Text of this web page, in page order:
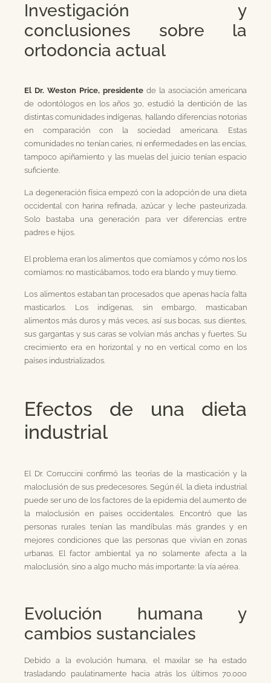
Investigación y
conclusiones sobre la
ortodoncia actual
El Dr. Weston Price, presidente de la asociación americana
de odontólogos en los años 30, estudió la dentición de las
distintas comunidades indígenas, hallando diferencias notorias
en comparación con la sociedad americana. Estas
comunidades no tenían caries, ni enfermedades en las encías,
tampoco apiñamiento y las muelas del juicio tenían espacio
suficiente.
La degeneración física empezó con la adopción de una dieta
occidental con harina refinada, azúcar y leche pasteurizada.
Solo bastaba una generación para ver diferencias entre
padres e hijos.
El problema eran los alimentos que comíamos y cómo nos los
comíamos: no masticábamos, todo era blando y muy tierno.
Los alimentos estaban tan procesados que apenas hacía falta
masticarlos. Los indígenas, sin embargo, masticaban
alimentos más duros y más veces, así sus bocas, sus dientes,
sus gargantas y sus caras se volvían más anchas y fuertes. Su
crecimiento era en horizontal y no en vertical como en los
países industrializados.
Efectos de una dieta
industrial
El Dr. Corruccini confirmó las teorías de la masticación y la
maloclusión de sus predecesores. Según él, la dieta industrial
puede ser uno de los factores de la epidemia del aumento de
la maloclusión en países occidentales. Encontró que las
personas rurales tenían las mandíbulas más grandes y en
mejores condiciones que las personas que vivían en zonas
urbanas. El factor ambiental ya no solamente afecta a la
maloclusión, sino a algo mucho más importante: la vía aérea.
Evolución humana y
cambios sustanciales
Debido a la evolución humana, el maxilar se ha estado
trasladando paulatinamente hacia atrás los últimos 70.000